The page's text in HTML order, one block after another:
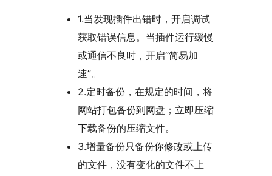
1.当发现插件出错时，开启调试
获取错误信息。当插件运行缓慢
或通信不良时，开启“简易加
速”。
2.定时备份，在规定的时间，将
网站打包备份到网盘；立即压缩
下载备份的压缩文件。
3.增量备份只备份你修改或上传
的文件，没有变化的文件不上